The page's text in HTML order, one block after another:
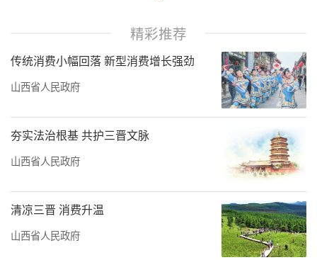
年度中央安全生产考核巡查。省委书记唐登杰
会见考核巡查组组长、水利部副部长王宝恩一
行，就落实安全生产党政同责、加强重点领域
风险隐患排查整治等交换意见。王宝恩出席考
核巡查工作座谈会并讲话，省长卢东亮作表态
发言，省委常委、常务副省长董晓宇汇报有关
王宝恩指出，
今年是首次以党中央名义开
展安全生产考核巡查，将重点核查党政领导干
部责任制落实情况、有关部门安全生产履职情
精彩推荐
传统消费小幅回落 新型消费增长强劲
山西省人民政府
夯实法治根基 共护三晋文脉
山西省人民政府
清凉三晋 消费升温
山西省人民政府